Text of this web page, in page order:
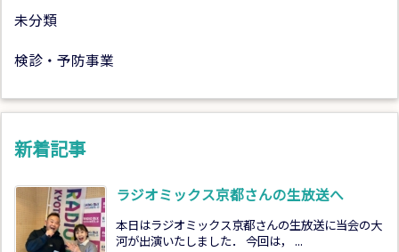
未分類
検診・予防事業
新着記事
ラジオミックス京都さんの生放送へ
本日はラジオミックス京都さんの生放送に当会の大
河が出演いたしました． 今回は， ...